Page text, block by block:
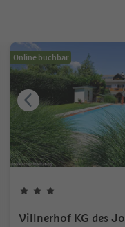
Online buchbar
Villnerhof KG des